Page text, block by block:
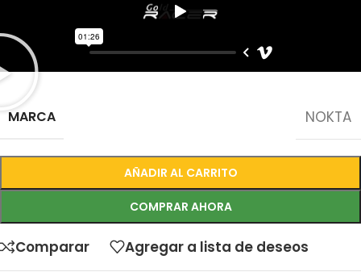
MARCA NOKTA
AÑADIR AL CARRITO
COMPRAR AHORA
Comparar Agregar a lista de deseos